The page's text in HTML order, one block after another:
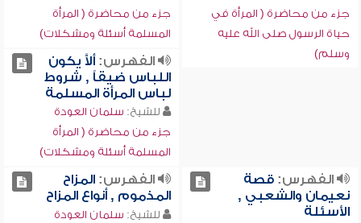
جزء من محاضرة ( المرأة في
حياة الرسول صلى الله عليه
وسلم)
جزء من محاضرة ( المرأة
المسلمة أسئلة ومشكلات)
الفهرس:ألاَّ يكون
اللباس ضيقاً , شروط
لباس المرأة المسلمة
للشيخ: سلمان العودة
جزء من محاضرة ( المرأة
المسلمة أسئلة ومشكلات)
الفهرس:قصة
نعيمان والشعبي ,
الأسئلة
الفهرس:المزاح
المذموم , أنواع المزاح
للشيخ: سلمان العودة